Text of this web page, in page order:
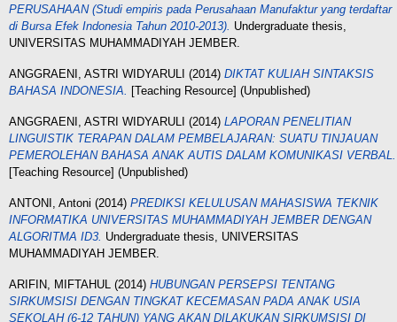
PERUSAHAAN (Studi empiris pada Perusahaan Manufaktur yang terdaftar
di Bursa Efek Indonesia Tahun 2010-2013). Undergraduate thesis,
UNIVERSITAS MUHAMMADIYAH JEMBER.
ANGGRAENI, ASTRI WIDYARULI (2014) DIKTAT KULIAH SINTAKSIS
BAHASA INDONESIA. [Teaching Resource] (Unpublished)
ANGGRAENI, ASTRI WIDYARULI (2014) LAPORAN PENELITIAN
LINGUISTIK TERAPAN DALAM PEMBELAJARAN: SUATU TINJAUAN
PEMEROLEHAN BAHASA ANAK AUTIS DALAM KOMUNIKASI VERBAL.
[Teaching Resource] (Unpublished)
ANTONI, Antoni (2014) PREDIKSI KELULUSAN MAHASISWA TEKNIK
INFORMATIKA UNIVERSITAS MUHAMMADIYAH JEMBER DENGAN
ALGORITMA ID3. Undergraduate thesis, UNIVERSITAS
MUHAMMADIYAH JEMBER.
ARIFIN, MIFTAHUL (2014) HUBUNGAN PERSEPSI TENTANG
SIRKUMSISI DENGAN TINGKАТ KEСEMASAN PADA ANAK USIA
SEKOLAH (6-12 ТАHUN) YANG AKAN DILAKUKAN SIRKUMSISI DI